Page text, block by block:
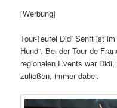
[Werbung]
Tour-Teufel Didi Senft ist
Hund“. Bei der Tour de
regionalen Events war
zuließen, immer dabei.